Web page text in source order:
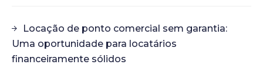
Locação de ponto comercial sem garantia:
Uma oportunidade para locatários
financeiramente sólidos